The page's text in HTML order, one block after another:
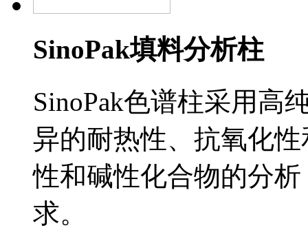
SinoPak填料分析柱
SinoPak色谱柱采用高
异的耐热性、抗氧化
性和碱性化合物的分
求。